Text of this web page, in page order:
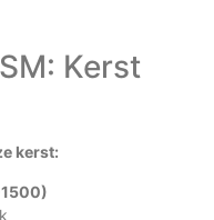
Kerst
kerst: